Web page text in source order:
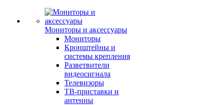
Мониторы и аксессуары
Мониторы
Кронштейны и
системы крепления
Разветвители
видеосигнала
Телевизоры
ТВ-приставки и
антенны